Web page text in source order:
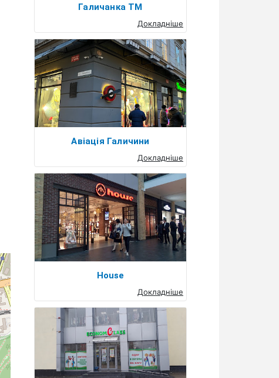
Галичанка ТМ
Докладніше
Авіація Галичини
Докладніше
House
Докладніше